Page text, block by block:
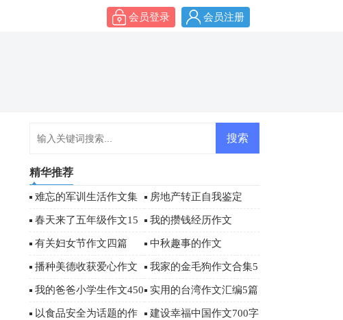
会员登录 会员注册
精华推荐
难忘的军训生活作文集
合6篇
房地产转正自我鉴定
春天来了五年级作文15
篇
我的攒钱经历作文
有关妇女节作文四篇 中秋趣事的作文
播种美德收获爱心作文 我家的金毛狗作文合集5
篇
我的爸爸小学生作文450
字
实用的台湾作文汇编5篇
以食品安全为话题的作 建设幸福中国作文700字